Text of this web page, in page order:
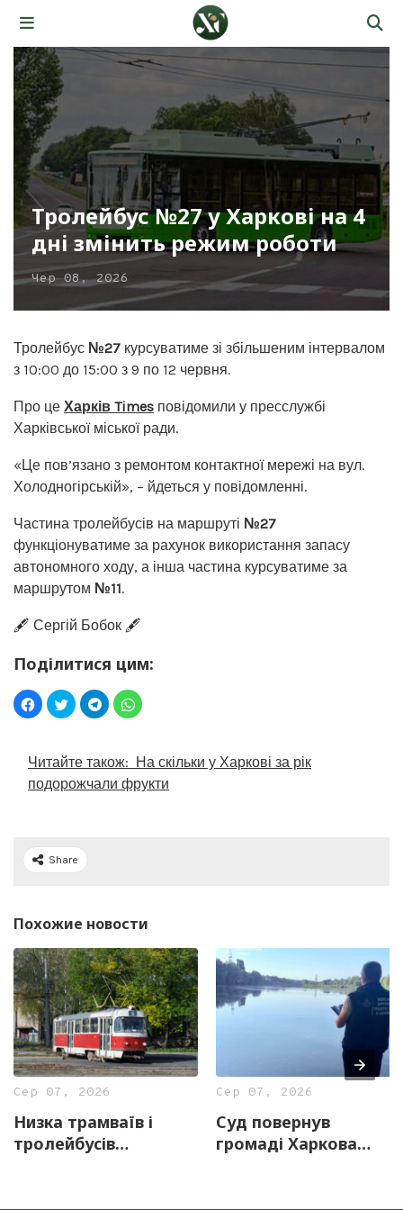
Тролейбус №27 у Харкові на 4
дні змінить режим роботи
Чер 08, 2026
Тролейбус №27 курсуватиме зі збільшеним інтервалом
з 10:00 до 15:00 з 9 по 12 червня.
Про це Харків Times повідомили у пресслужбі
Харківської міської ради.
«Це пов’язано з ремонтом контактної мережі на вул.
Холодногірській», – йдеться у повідомленні.
Частина тролейбусів на маршруті №27
функціонуватиме за рахунок використання запасу
автономного ходу, а інша частина курсуватиме за
маршрутом №11.
🖋️ Сергій Бобок 🖋️
Поділитися цим:
Читайте також: На скільки у Харкові за рік
подорожчали фрукти
Share
Похожие новости
Сер 07, 2026
Низка трамваїв і
тролейбусів
Сер 07, 2026
Суд повернув
громаді Харкова